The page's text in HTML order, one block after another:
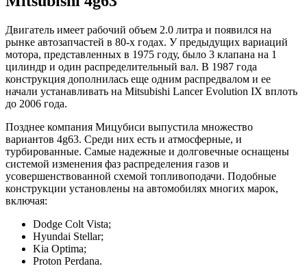
Двигатель имеет рабочий объем 2.0 литра и появился на
рынке автозапчастей в 80-х годах. У предыдущих вариаций
мотора, представленных в 1975 году, было 3 клапана на 1
цилиндр и один распределительный вал. В 1987 года
конструкция дополнилась еще одним распредвалом и ее
начали устанавливать на Mitsubishi Lancer Evolution IX вплоть
до 2006 года.
Позднее компания Мицубиси выпустила множество
вариантов 4g63. Среди них есть и атмосферные, и
турбированные. Самые надежные и долговечные оснащены
системой изменения фаз распределения газов и
усовершенствованной схемой топливоподачи. Подобные
конструкции установлены на автомобилях многих марок,
включая:
Dodge Colt Vista;
Hyundai Stellar;
Kia Optima;
Proton Perdana.